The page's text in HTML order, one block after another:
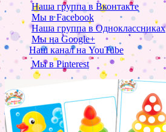
Наша группа в Вконтакте
Мы в Facebook
Наша группа в Одноклассниках
Мы на Google+
Наш канал на YouTube
Мы в Pinterest